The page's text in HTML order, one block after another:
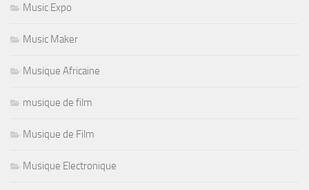
Music Expo
Music Maker
Musique Africaine
musique de film
Musique de Film
Musique Electronique